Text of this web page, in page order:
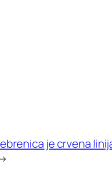
je crvena